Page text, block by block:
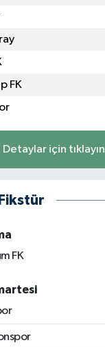
FK
Detaylar için tıklayın
FK